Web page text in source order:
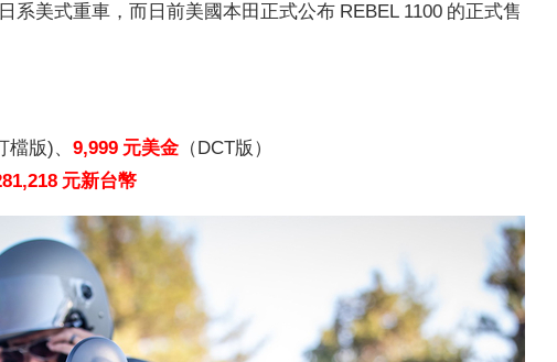
系美式重車，而日前美國本田正式公布 REBEL 1100 的正式售
檔版)、9,999 元美金 （DCT版）
元新台幣